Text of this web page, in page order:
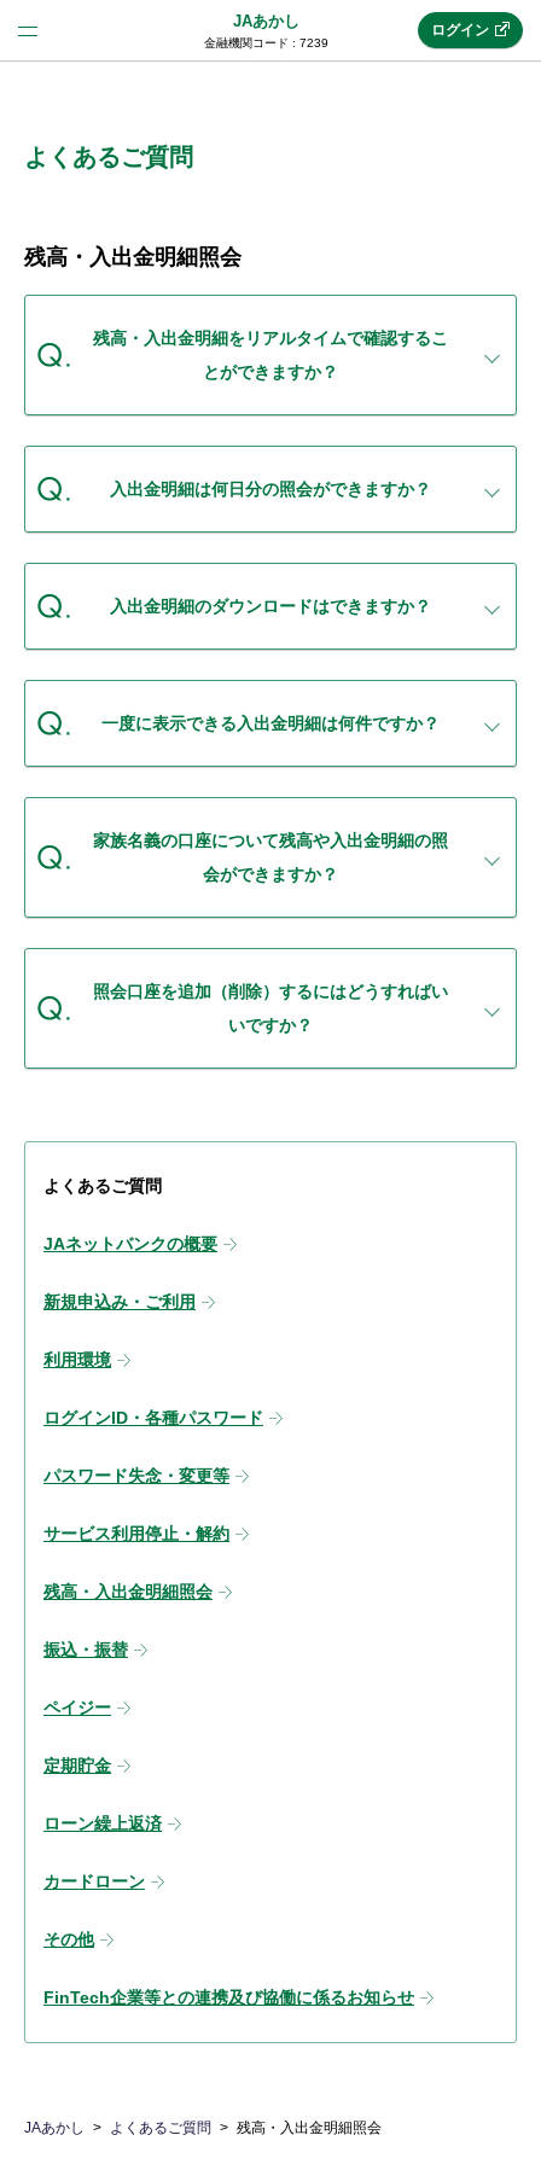
JAあかし
金融機関コード : 7239
(法人JAネットバンク)
JAネットバンクトップ
機能・サービス
セキュリティ
困った時は
ログイン
よくあるご質問
残高・入出金明細照会
残高・入出金明細をリアルタイムで確認するこ
とができますか？
入出金明細は何日分の照会ができますか？
入出金明細のダウンロードはできますか？
一度に表示できる入出金明細は何件ですか？
家族名義の口座について残高や入出金明細の照
会ができますか？
照会口座を追加（削除）するにはどうすればい
いですか？
よくあるご質問
JAネットバンクの概要
新規申込み・ご利用
利用環境
ログインID・各種パスワード
パスワード失念・変更等
サービス利用停止・解約
残高・入出金明細照会
振込・振替
ペイジー
定期貯金
ローン繰上返済
カードローン
その他
FinTech企業等との連携及び協働に係るお知らせ
JAあかし よくあるご質問 残高・入出金明細照会